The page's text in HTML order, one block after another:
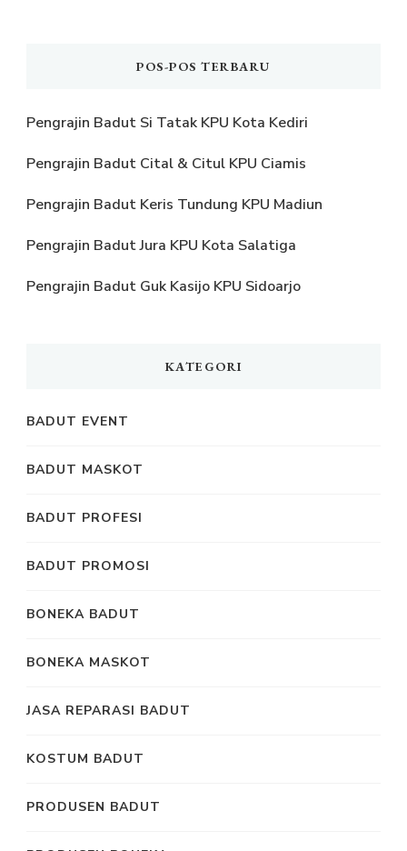
POS-POS TERBARU
Pengrajin Badut Si Tatak KPU Kota Kediri
Pengrajin Badut Cital & Citul KPU Ciamis
Pengrajin Badut Keris Tundung KPU Madiun
Pengrajin Badut Jura KPU Kota Salatiga
Pengrajin Badut Guk Kasijo KPU Sidoarjo
KATEGORI
BADUT EVENT
BADUT MASKOT
BADUT PROFESI
BADUT PROMOSI
BONEKA BADUT
BONEKA MASKOT
JASA REPARASI BADUT
KOSTUM BADUT
PRODUSEN BADUT